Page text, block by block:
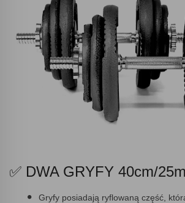
✅ DWA GRYFY 40cm/
Gryfy posiadają ryflowaną część,